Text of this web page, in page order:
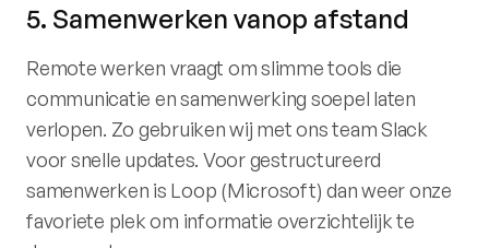
5. Samenwerken vanop afstand
Remote werken vraagt om slimme tools die
communicatie en samenwerking soepel laten
verlopen. Zo gebruiken wij met ons team Slack
voor snelle updates. Voor gestructureerd
samenwerken is Loop (Microsoft) dan weer onze
favoriete plek om informatie overzichtelijk te